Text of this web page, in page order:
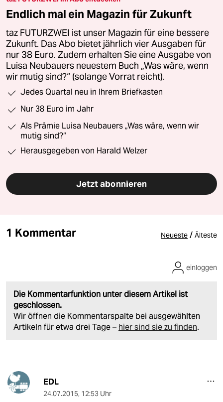
Endlich mal ein Magazin für Zukunft
taz FUTURZWEI ist unser Magazin für eine bessere
Zukunft. Das Abo bietet jährlich vier Ausgaben für
nur 38 Euro. Zudem erhalten Sie eine Ausgabe von
Luisa Neubauers neuestem Buch „Was wäre, wenn
wir mutig sind?“ (solange Vorrat reicht).
Jedes Quartal neu in Ihrem Briefkasten
Nur 38 Euro im Jahr
Als Prämie Luisa Neubauers „Was wäre, wenn wir
mutig sind?“
Herausgegeben von Harald Welzer
Jetzt abonnieren
1 Kommentar Neueste / Älteste
Die Kommentarfunktion unter diesem Artikel ist
geschlossen.
Wir öffnen die Kommentarspalte bei ausgewählten
Artikeln für etwa drei Tage – hier sind sie zu finden.
einloggen
EDL
24.07.2015, 12:53 Uhr